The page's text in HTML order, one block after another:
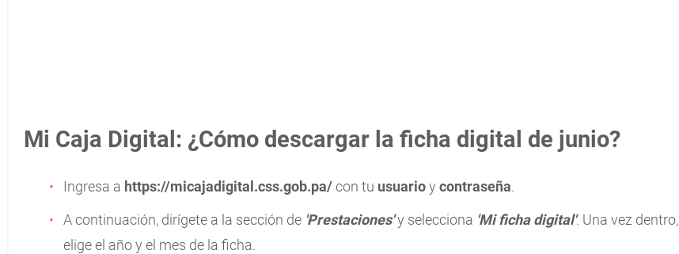
Mi Caja Digital: ¿Cómo descargar la ficha digital de junio?
Ingresa a https://micajadigital.css.gob.pa/con tu usuarioy contraseña.
A continuación, dirígete a la sección de 'Prestaciones'y selecciona 'Mi ficha digital'. Una vez dentro,
elige el año y el mes de la ficha.